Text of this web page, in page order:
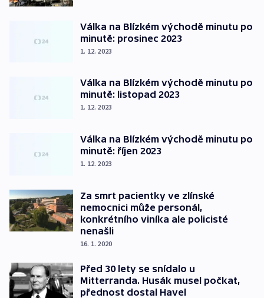
Válka na Blízkém východě minutu po
minutě: prosinec 2023
1. 12. 2023
Válka na Blízkém východě minutu po
minutě: listopad 2023
1. 12. 2023
Válka na Blízkém východě minutu po
minutě: říjen 2023
1. 12. 2023
Za smrt pacientky ve zlínské
nemocnici může personál,
konkrétního viníka ale policisté
nenašli
16. 1. 2020
Před 30 lety se snídalo u
Mitterranda. Husák musel počkat,
přednost dostal Havel